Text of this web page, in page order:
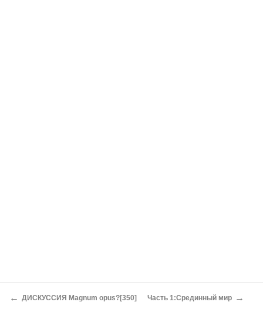
← ДИСКУССИЯ Magnum opus?[350] Часть 1:Срединный мир →